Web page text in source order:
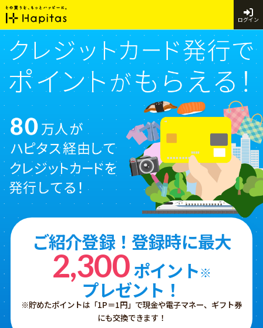
ログイン
ご紹介登録！登録時に最大
2,300ポイント※
プレゼント！
※貯めたポイントは「1P＝1円」で現金や電子マネー、ギフト券
にも交換できます！